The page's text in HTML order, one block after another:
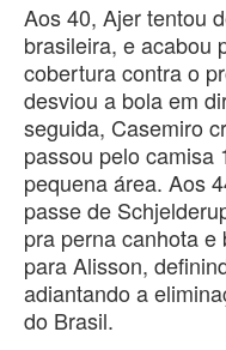
Aos 40, Ajer tentou
brasileira, e acabou
cobertura contra o
desviou a bola em
seguida, Casemiro
passou pelo camisa
pequena área. Aos
passe de
pra perna canhota
para Alisson,
adiantando a
do Brasil.